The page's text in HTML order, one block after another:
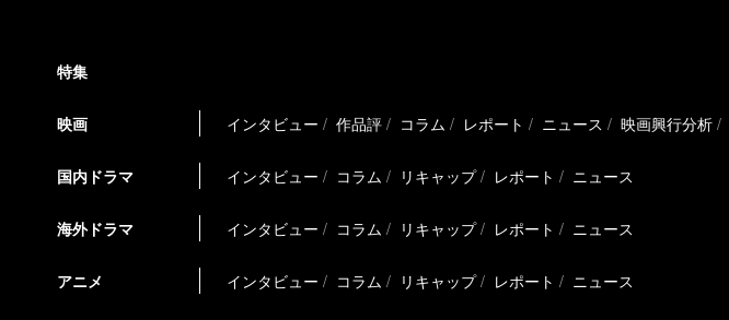
特集
映画 インタビュー 作品評 コラム レポート ニュース 映画興行分析
国内ドラマ インタビュー コラム リキャップ レポート ニュース
海外ドラマ インタビュー コラム リキャップ レポート ニュース
アニメ インタビュー コラム リキャップ レポート ニュース